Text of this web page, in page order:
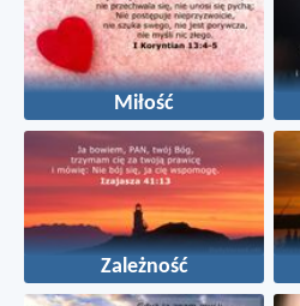
Miłość
Zależność